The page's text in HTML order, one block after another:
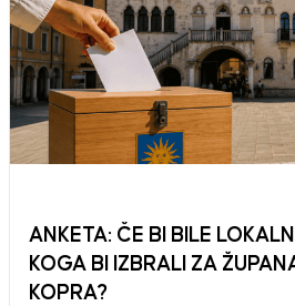
ANKETA: ČE BI BILE
KOGA BI IZBRALI ZA
KOPRA?